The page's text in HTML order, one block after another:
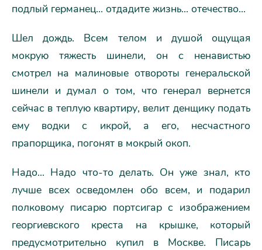
подлый германец... отдадите жизнь... отечество...
Шел дождь. Всем телом и душой ощущая
мокрую тяжесть шинели, он с ненавистью
смотрел на малиновые отвороты генеральской
шинели и думал о том, что генерал вернется
сейчас в теплую квартиру, велит денщику подать
ему водки с икрой, а его, несчастного
прапорщика, погонят в мокрый окоп.
Надо... Надо что-то делать. Он уже знал, кто
лучше всех осведомлен обо всем, и подарил
полковому писарю портсигар с изображением
георгиевского креста на крышке, который
предусмотрительно купил в Москве. Писарь